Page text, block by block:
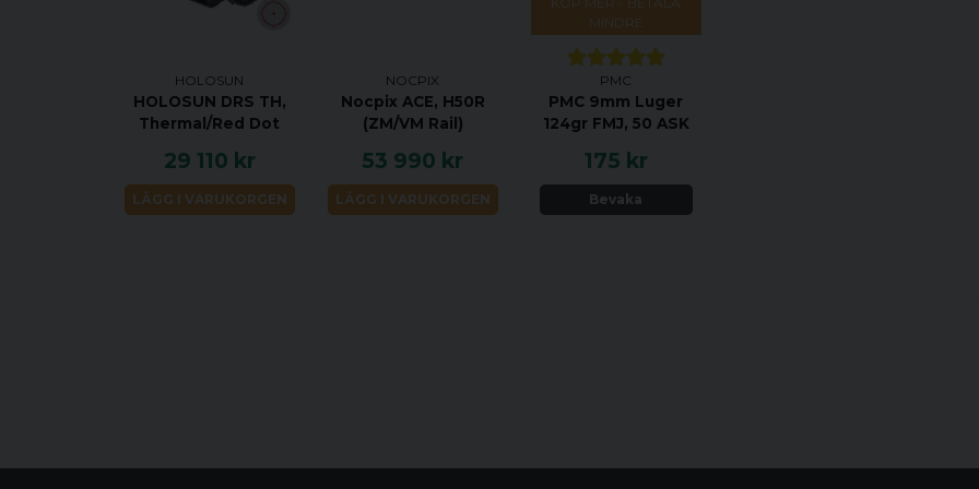
HOLOSUN
HOLOSUN DRS TH,
Thermal/Red Dot
29 110 kr
LÄGG I VARUKORGEN
NOCPIX
Nocpix ACE, H50R
(ZM/VM Rail)
53 990 kr
LÄGG I VARUKORGEN
MINDRE
PMC
PMC 9mm Luger
124gr FMJ, 50 ASK
175 kr
Bevaka
Fokuseringsmetod